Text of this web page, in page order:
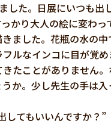
した。日展にいつも
かり大人の絵に変わっ
ました。花瓶の水の
ルなインコに目が覚
たことがありません
か。少し先生の手は
してもいいんですか